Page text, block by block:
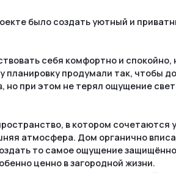
продумали так, чтобы дом был более
не терял ощущение света, простора
в котором сочетаются удобство,
Дом органично вписан в участок, а его
ощущение защищённости и личного
в загородной жизни.
12МЕС
СРОК РЕАЛИЗАЦИИ
2023Г